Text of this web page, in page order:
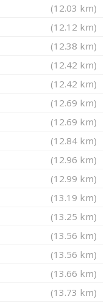
(12.03 km)
(12.12 km)
(12.38 km)
(12.42 km)
(12.42 km)
(12.69 km)
(12.69 km)
(12.84 km)
(12.96 km)
(12.99 km)
(13.19 km)
(13.25 km)
(13.56 km)
(13.56 km)
(13.66 km)
(13.73 km)